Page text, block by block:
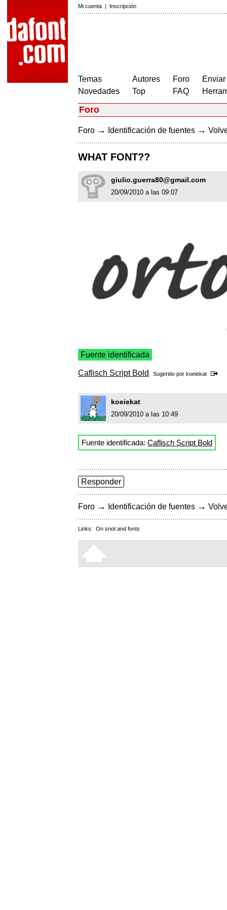
Mi cuenta | Inscripción
Temas
Novedades
Autores
Top
Foro
FAQ
Foro
Foro → Identificación de fuentes →
WHAT FONT??
giulio.guerra80@gmail.com
20/09/2010 a las 09:07
Fuente identificada
Caflisch Script Bold Sugerido por koeiekat
koeiekat
20/09/2010 a las 10:49
Fuente identificada: Caflisch Script Bold
Responder
Foro → Identificación de fuentes →
Links: On snot and fonts